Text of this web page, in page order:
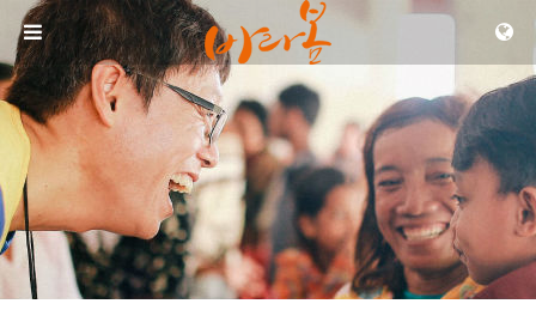
메뉴 건너뛰기